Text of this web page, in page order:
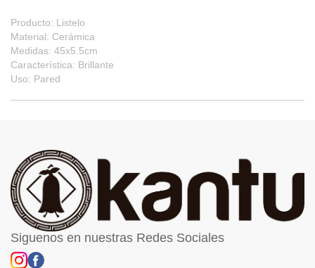
Producto: Listelo
Material: Cerámica
Medidas: 45x5.5cm
Característica: Brillante
Uso: Pared
Siguenos en nuestras Redes Sociales